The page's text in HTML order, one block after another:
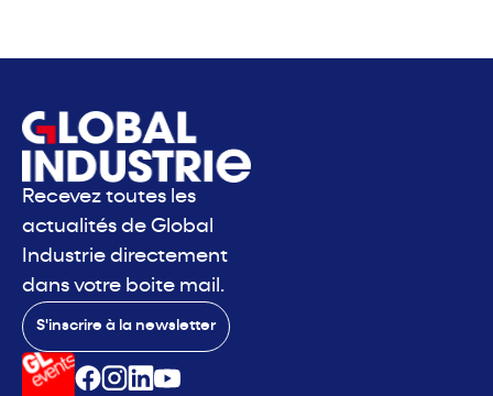
Recevez toutes les
actualités de Global
Industrie directement
dans votre boite mail.
S'inscrire à la newsletter